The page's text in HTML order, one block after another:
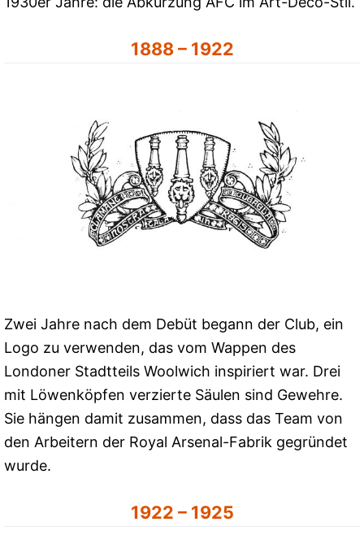
1888 – 1922
Zwei Jahre nach dem Debüt begann der Club, ein
Logo zu verwenden, das vom Wappen des
Londoner Stadtteils Woolwich inspiriert war. Drei
mit Löwenköpfen verzierte Säulen sind Gewehre.
Sie hängen damit zusammen, dass das Team von
den Arbeitern der Royal Arsenal-Fabrik gegründet
wurde.
1922 – 1925